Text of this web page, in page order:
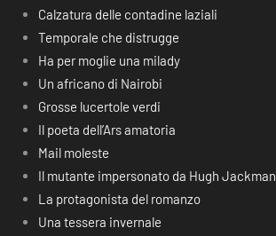
Calzatura delle contadine laziali
Temporale che distrugge
Ha per moglie una milady
Un africano di Nairobi
Grosse lucertole verdi
Il poeta dell’Ars amatoria
Mail moleste
Il mutante impersonato da Hugh Jackman
La protagonista del romanzo
Una tessera invernale